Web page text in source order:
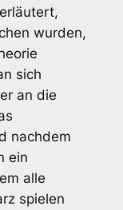
wurden,
sich
an die
nachdem
ein
alle
spielen